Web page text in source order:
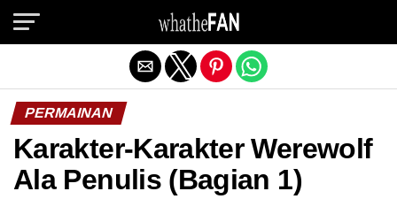
PERMAINAN
Karakter-Karakter Werewolf
Ala Penulis (Bagian 1)
Exit mobile version